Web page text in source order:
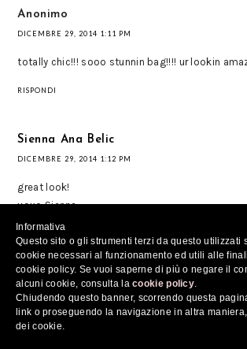
Anonimo
DICEMBRE 29, 2014 1:11 PM
totally chic!!! sooo stunnin bag!!!! ur lookin
RISPONDI
Sienna Ana Belic
DICEMBRE 29, 2014 1:12 PM
great look!
xoxo Sienna
http://www.fashionintheair.com/2014/12/
november-2014.html
RISPONDI
corvus88
Informativa
Questo sito o gli strumenti terzi da questo utilizzati
cookie necessari al funzionamento ed utili alle
cookie policy. Se vuoi saperne di più o negare il
alcuni cookie, consulta lacookie policy.
Chiudendo questo banner, scorrendo questa
link o proseguendo la navigazione in altra
dei cookie.